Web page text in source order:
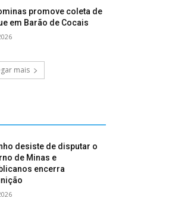
promove coleta de
em Barão de Cocais
mais
desiste de disputar o
de Minas e
encerra